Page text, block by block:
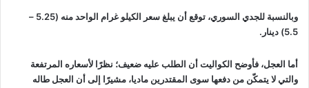
وبالنسبة للجدي السوري، توقع أن يبلغ سعر الكيلو غرام الواحد منه (5.25 –
5.5) دينار.
أما العجل، فأوضح الكواليت أن الطلب عليه ضعيف؛ نظرًا لأسعاره المرتفعة
والتي لا يتمكّن من دفعها سوى المقتدرين ماديا، مشيرًا إلى أن العجل طاله